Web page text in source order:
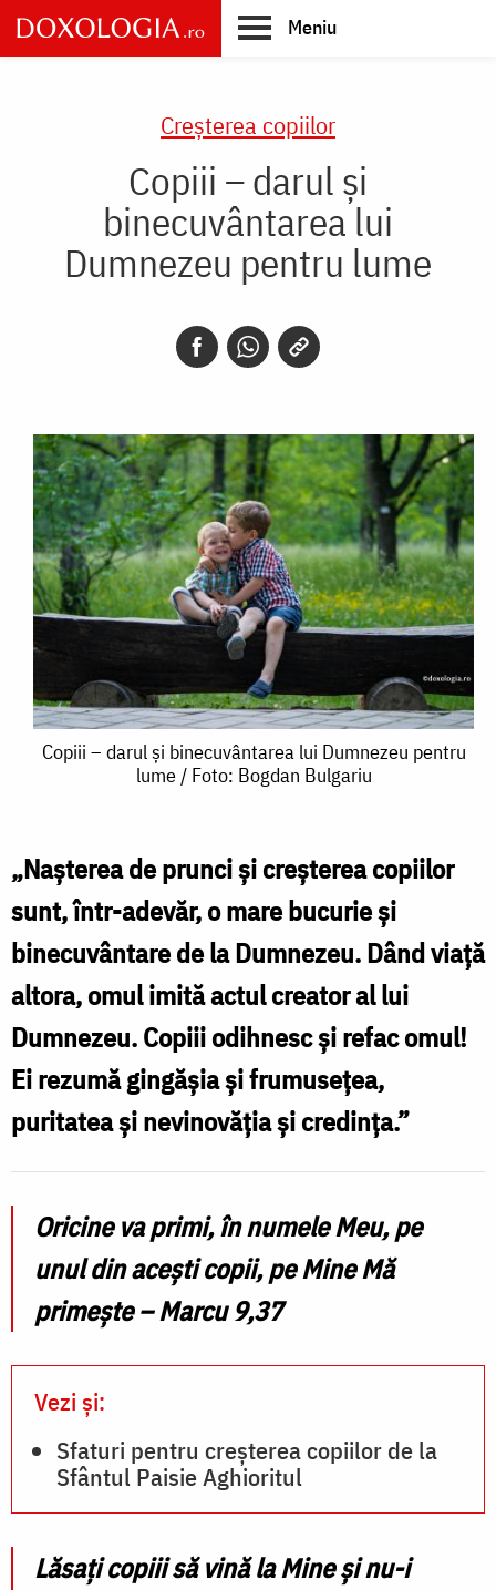
Skip
to
main
Meniu
Creşterea copiilor
Copiii – darul și
binecuvântarea lui
Dumnezeu pentru lume
Copiii
și
binecuvântarea
lui
Dumnezeu
/
Foto:
Bogdan
Bulgariu
Copiii – darul și binecuvântarea lui Dumnezeu pentru
lume / Foto: Bogdan Bulgariu
„Nașterea de prunci și creșterea copiilor
sunt, într-adevăr, o mare bucurie și
binecuvântare de la Dumnezeu. Dând viață
altora, omul imită actul creator al lui
Dumnezeu. Copiii odihnesc și refac omul!
Ei rezumă gingășia și frumusețea,
puritatea și nevinovăția și credinţa.”
Oricine va primi, în numele Meu, pe
unul din aceşti copii, pe Mine Mă
primeşte – Marcu 9,37
Vezi și:
Sfaturi pentru creșterea copiilor de la
Sfântul Paisie Aghioritul
Lăsaţi copiii să vină la Mine şi nu-i